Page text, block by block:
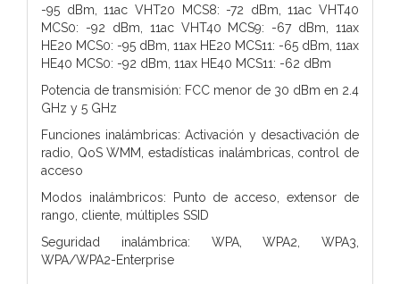
-95 dBm, 11ac VHT20 MCS8: -72 dBm, 11ac VHT40
MCS0: -92 dBm, 11ac VHT40 MCS9: -67 dBm, 11ax
HE20 MCS0: -95 dBm, 11ax HE20 MCS11: -65 dBm, 11ax
HE40 MCS0: -92 dBm, 11ax HE40 MCS11: -62 dBm
Potencia de transmisión: FCC menor de 30 dBm en 2.4
GHz y 5 GHz
Funciones inalámbricas: Activación y desactivación de
radio, QoS WMM, estadísticas inalámbricas, control de
acceso
Modos inalámbricos: Punto de acceso, extensor de
rango, cliente, múltiples SSID
Seguridad inalámbrica: WPA, WPA2, WPA3,
WPA/WPA2-Enterprise